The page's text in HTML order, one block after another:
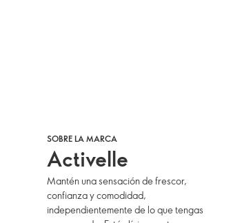
SOBRE LA MARCA
Activelle
Mantén una sensación de frescor,
confianza y comodidad,
independientemente de lo que tengas